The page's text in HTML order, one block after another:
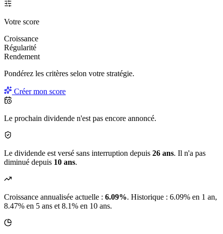
Votre score
Croissance
Régularité
Rendement
Pondérez les critères selon votre stratégie.
Créer mon score
Le prochain dividende n'est pas encore annoncé.
Le dividende est versé sans interruption depuis 26 ans. Il n'a pas
diminué depuis 10 ans.
Croissance annualisée actuelle : 6.09%. Historique : 6.09% en 1 an,
8.47% en 5 ans et 8.1% en 10 ans.